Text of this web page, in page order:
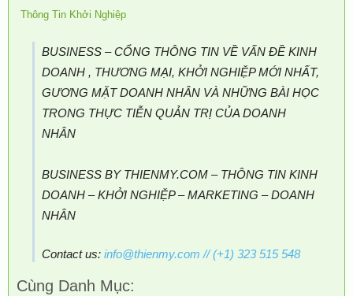
Thông Tin Khởi Nghiệp
BUSINESS – CỔNG THÔNG TIN VỀ VẤN ĐỀ KINH
DOANH , THƯƠNG MẠI, KHỞI NGHIỆP MỚI NHẤT,
GƯƠNG MẶT DOANH NHÂN VÀ NHỮNG BÀI HỌC
TRONG THỰC TIỄN QUẢN TRỊ CỦA DOANH
NHÂN
BUSINESS BY THIENMY.COM – THÔNG TIN KINH
DOANH – KHỞI NGHIỆP – MARKETING – DOANH
NHÂN
Contact us: info@thienmy.com // (+1) 323 515 548
Cùng Danh Mục: